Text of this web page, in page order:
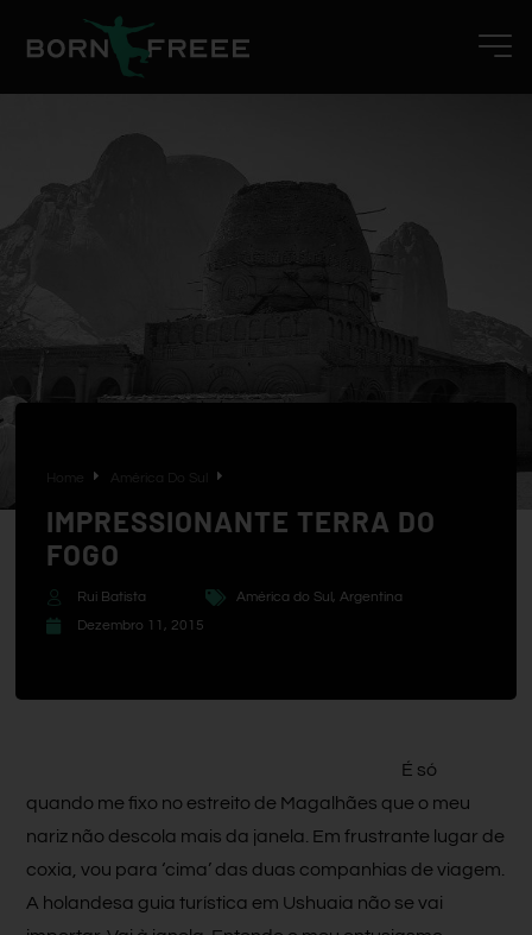
América Do Sul
IMPRESSIONANTE TERRA DO
FOGO
Rui Batista América do Sul, Argentina
Dezembro 11, 2015
É só
quando me fixo no estreito de Magalhães que o meu
nariz não descola mais da janela. Em frustrante lugar de
coxia, vou para ‘cima’ das duas companhias de viagem.
A holandesa guia turística em Ushuaia não se vai